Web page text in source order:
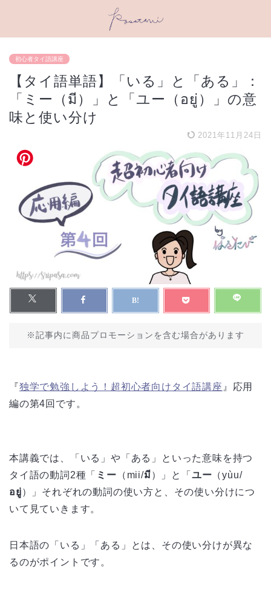
初心者タイ語講座
【タイ語単語】「いる」と「ある」：
「ミー（มี）」と「ユー（อยู่）」の意
味と使い分け
2021年11月24日
※記事内に商品プロモーションを含む場合があります
『独学で勉強しよう！超初心者向けタイ語講座 』応用
編の第4回です。
本講義では、「いる」や「ある」といった意味を持つ
タイ語の動詞2種「 ミー （mii/มี）」と「 ユー （yùu/
อยู่）」それぞれの動詞の使い方と、その使い分けにつ
いて見ていきます。
日本語の「いる」「ある」とは、その使い分けが異な
るのがポイントです。